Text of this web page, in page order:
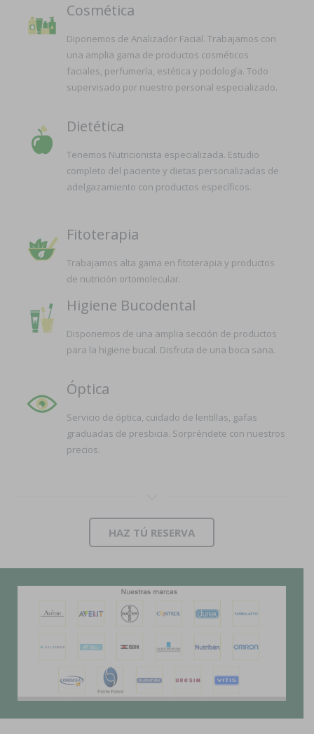
Cosmética
Diponemos de Analizador Facial. Trabajamos con
una amplia gama de productos cosméticos
faciales, perfumería, estética y podología. Todo
supervisado por nuestro personal especializado.
Dietética
Tenemos Nutricionista especializada. Estudio
completo del paciente y dietas personalizadas de
adelgazamiento con productos específicos.
Fitoterapia
Trabajamos alta gama en fitoterapia y productos
de nutrición ortomolecular.
Higiene Bucodental
Disponemos de una amplia sección de productos
para la higiene bucal. Disfruta de una boca sana.
Óptica
Servicio de óptica, cuidado de lentillas, gafas
graduadas de presbicia. Sorpréndete con nuestros
precios.
HAZ TÚ RESERVA